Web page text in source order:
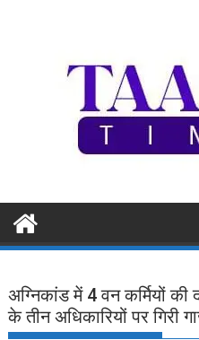
अग्निकांड में 4 वन कर्मियों की
के तीन अधिकारियों पर गिरी